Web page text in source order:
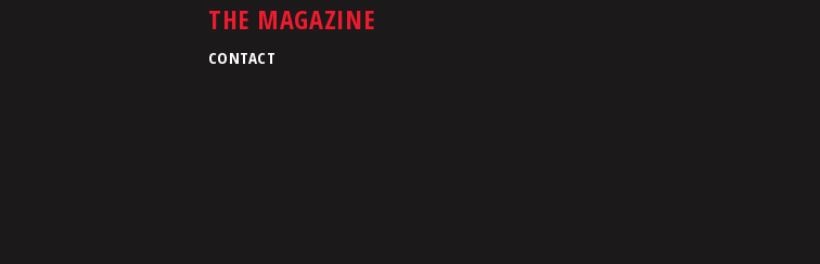
THE MAGAZINE
CONTACT